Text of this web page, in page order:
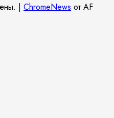
| ChromeNews от AF